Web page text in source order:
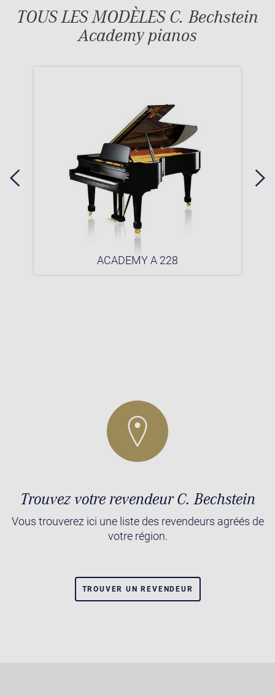
TOUS LES MODÈLES C. Bechstein
Academy pianos
ACADEMY A 228
Trouvez votre revendeur C. Bechstein
Vous trouverez ici une liste des revendeurs agréés de
votre région.
TROUVER UN REVENDEUR